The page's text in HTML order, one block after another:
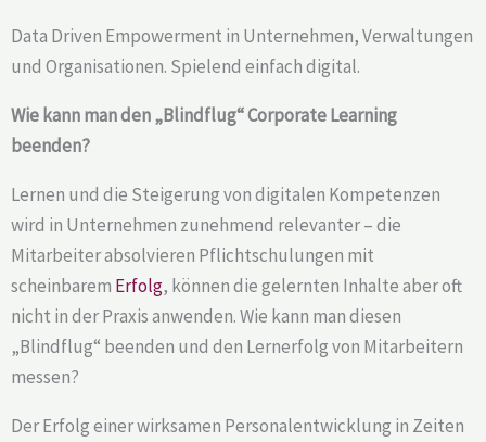
Data Driven Empowerment in Unternehmen, Verwaltungen
und Organisationen. Spielend einfach digital.
Wie kann man den „Blindflug“ Corporate Learning
beenden?
Lernen und die Steigerung von digitalen Kompetenzen
wird in Unternehmen zunehmend relevanter – die
Mitarbeiter absolvieren Pflichtschulungen mit
scheinbarem Erfolg, können die gelernten Inhalte aber oft
nicht in der Praxis anwenden. Wie kann man diesen
„Blindflug“ beenden und den Lernerfolg von Mitarbeitern
messen?
Der Erfolg einer wirksamen Personalentwicklung in Zeiten